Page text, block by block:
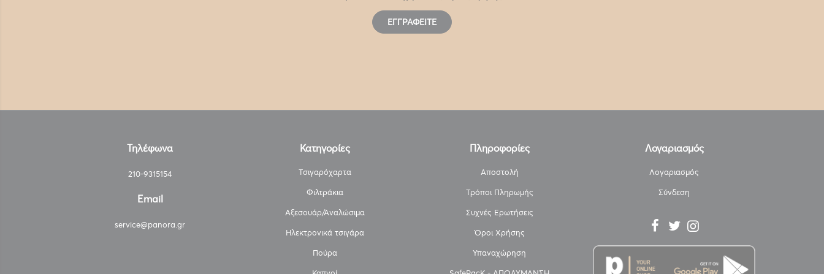
ΕΓΓΡΑΦΕΊΤΕ
Τηλέφωνα
210-9315154
Email
service@panora.gr
Κατηγορίες
Τσιγαρόχαρτα
Φιλτράκια
Αξεσουάρ/Αναλώσιμα
Ηλεκτρονικά τσιγάρα
Πούρα
Πληροφορίες
Αποστολή
Τρόποι Πληρωμής
Συχνές Ερωτήσεις
Όροι Χρήσης
Υπαναχώρηση
Λογαριασμός
Λογαριασμός
Σύνδεση